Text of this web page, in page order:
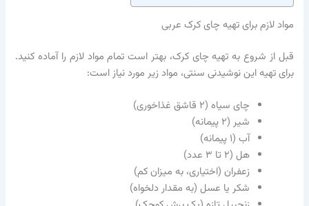
مواد لازم برای تهیه چای کرک عربی
قبل از شروع به تهیه چای کرک، بهتر است تمام مواد لازم را آماده کنید.
برای تهیه این نوشیدنی سنتی، مواد زیر مورد نیاز است:
چای سیاه (۲ قاشق غذاخوری)
شیر (۲ پیمانه)
آب (۱ پیمانه)
هل (۲ تا ۳ عدد)
زعفران (اختیاری، به میزان کم)
شکر یا عسل (به مقدار دلخواه)